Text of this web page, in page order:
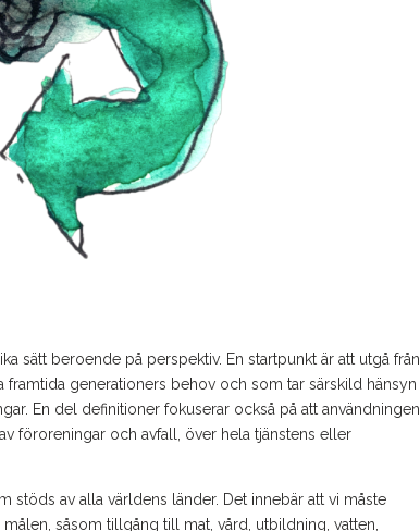
sätt beroende på perspektiv. En startpunkt är att utgå från
generationers behov och som tar särskild hänsyn
En del definitioner fokuserar också på att användningen
föroreningar och avfall, över hela tjänstens eller
stöds av alla världens länder. Det innebär att vi måste
såsom tillgång till mat, vård, utbildning, vatten,